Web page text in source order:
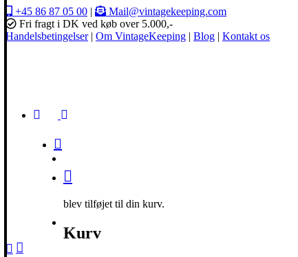
+45 86 87 05 00 |
Mail@vintagekeeping.com
Fri fragt i DK ved køb over 5.000,-
Handelsbetingelser| Om VintageKeeping | Blog | Kontakt os
blev tilføjet til din kurv.
Kurv